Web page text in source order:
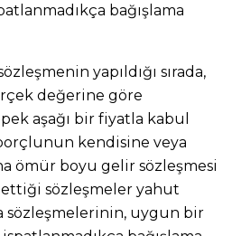
bağışlama
yapıldığı sırada,
değerine göre
aşağı bir fiyatla kabul
kendisine veya
ömür boyu gelir sözleşmesi
ettiği sözleşmeler yahut
sözleşmelerinin, uygun bir